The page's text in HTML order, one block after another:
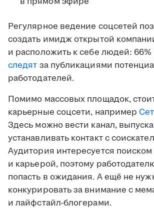
Регулярное ведение соцсетей
создать имидж открытой
и расположить к себе людей: 66%
следят за публикациями
работодателей.
Помимо массовых площадок,
карьерные соцсети, например
Здесь можно вести канал,
устанавливать контакт с
Аудитория интересуется
и карьерой, поэтому
попасть в ожидания. А ещё не
конкурировать за внимание с
и лайфстайл-блогерами.